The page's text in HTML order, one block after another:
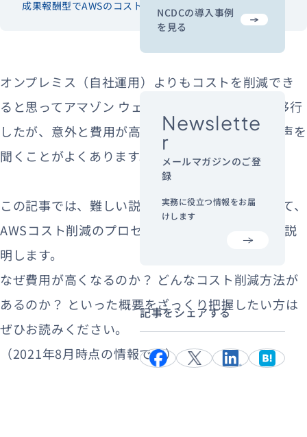
成果報酬型でAWSのコストを削減する方法
オンプレミス（自社運用）よりもコストを削減でき
ると思ってアマゾン ウェブ サービス（AWS）に移行
したが、意外と費用が高くて困っている。そんな声を
聞くことがよくあります。
この記事では、難しい説明はできるだけ少なくして、
AWSコスト削減のプロセスと方法を初心者向けに説
明します。
なぜ費用が高くなるのか？ どんなコスト削減方法が
あるのか？ といった概要をざっくり把握したい方は
ぜひお読みください。
（2021年8月時点の情報です）
NCDCの導入事例
を見る
Newslette
r
メールマガジンのご登
録
実務に役立つ情報をお届
けします
記事をシェアする